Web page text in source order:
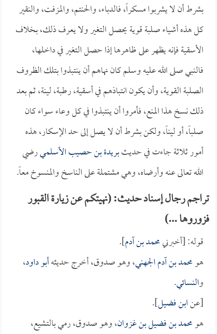
بشرط أن لا يشربوا مسكراً، فالدباء، والحنتم، والمزفت، والنقير
كل هذه أشياء صلبة قوية يحصل التغير ولا يعرف ذلك، بخلاف
الأسقية فإنه يظهر على ظاهرها إذا حصل التغير في داخلها،
فالنبي صلى الله عليه وسلم كان نهاهم أن ينتبذوا بتلك الظروف
الصلبة القوية، وأن يكون انتباذهم في أسقية، رطبة، لينة، ثم بعد
ذلك نسخ هذا المنع، فأمروا أن ينتبذوا في كل وعاء سواء كان
صلباً، أو ليناً، ولكن بشرط أن لا يصل إلى حد الإسكار، هذه
أمور ثلاثة جاءت في حديثبريدة بن حصيب الأسلميرضي
الله تعالى عنه وأرضاه، وهي مشتملة على الناسخ والمنسوخ معاً.
تراجم رجال إسناد حديث: (نهيتكم عن زيارة القبور
فزوروها ...)
قوله: [أخبرنيمحمد بن آدم].
هومحمد بن آدم الجهني، وهو صدوق، أخرج حديثهأبو داود،
والنسائي.
[عنابن فضيل].
هومحمد بن فضيل بن غزوان، وهو صدوق، رمي بالتشيع،